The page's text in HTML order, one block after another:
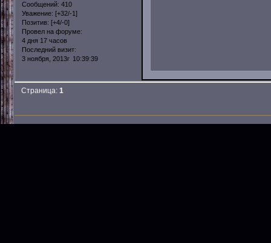
Сообщений: 410
Уважение: [+32/-1]
Позитив: [+4/-0]
Провел на форуме:
4 дня 17 часов
Последний визит:
3 ноября, 2013г. 10:39:39
Страница:1